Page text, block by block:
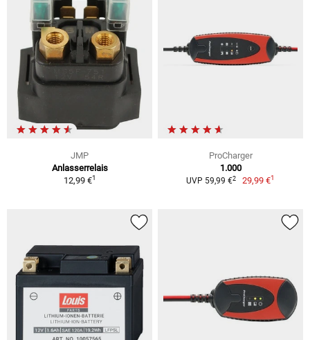
JMP
Anlasserrelais
12,99 €1
ProCharger
1.000
UVP 59,99 €2 29,99 €1